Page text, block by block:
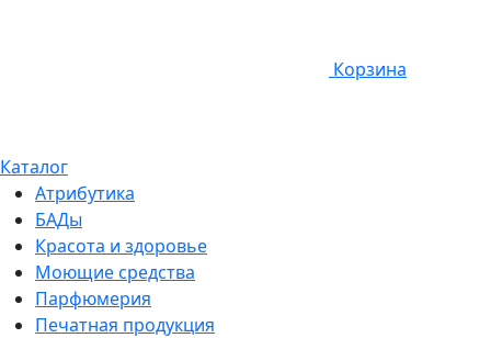
Корзина
Каталог
Атрибутика
БАДы
Красота и здоровье
Моющие средства
Парфюмерия
Печатная продукция